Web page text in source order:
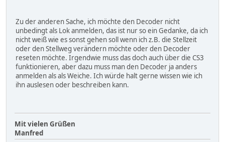
Zu der anderen Sache, ich möchte den Decoder nicht
unbedingt als Lok anmelden, das ist nur so ein Gedanke, da ich
nicht weiß wie es sonst gehen soll wenn ich z.B. die Stellzeit
oder den Stellweg verändern möchte oder den Decoder
reseten möchte. Irgendwie muss das doch auch über die CS3
funktionieren, aber dazu muss man den Decoder ja anders
anmelden als als Weiche. Ich würde halt gerne wissen wie ich
ihn auslesen oder beschreiben kann.
Mit vielen Grüßen
Manfred